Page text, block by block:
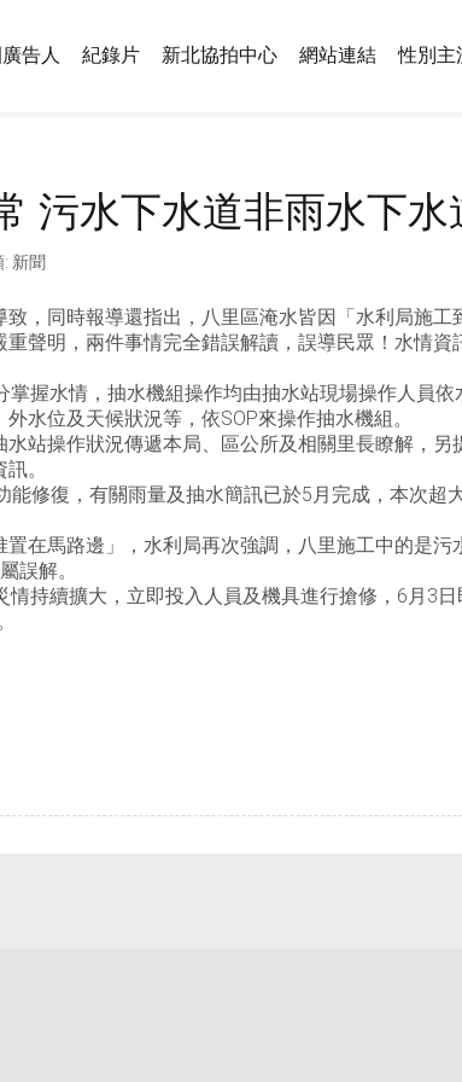
告人 紀錄片 新北協拍中心 網站連結 性別主
污水下水道非雨水下水
: 新聞
，同時報導還指出，八里區淹水皆因「水利局施工
聲明，兩件事情完全錯誤解讀，誤導民眾！水情資
握水情，抽水機組操作均由抽水站現場操作人員依
水位及天候狀況等，依SOP來操作抽水機組。
站操作狀況傳遞本局、區公所及相關里長瞭解，另
。
修復，有關雨量及抽水簡訊已於5月完成，本次超
在馬路邊」，水利局再次強調，八里施工中的是污
誤解。
持續擴大，立即投入人員及機具進行搶修，6月3